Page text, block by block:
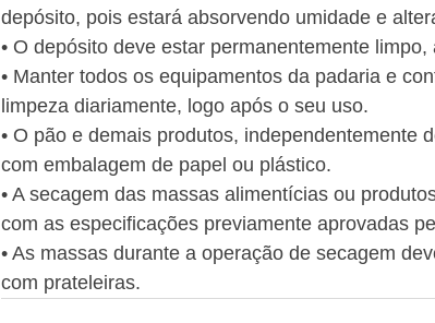
depósito, pois estará absorvendo umidade e
• O depósito deve estar permanentemente
• Manter todos os equipamentos da padaria e
limpeza diariamente, logo após o seu uso.
• O pão e demais produtos, independentemente
com embalagem de papel ou plástico.
• A secagem das massas alimentícias ou
com as especificações previamente aprovadas
• As massas durante a operação de secagem
com prateleiras.